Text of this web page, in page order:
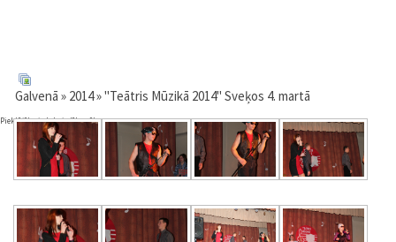
Pieklājība ir labsirdība sīkumos.
Galvenā » 2014» "Teātris Mūzikā 2014" Sveķos 4. martā